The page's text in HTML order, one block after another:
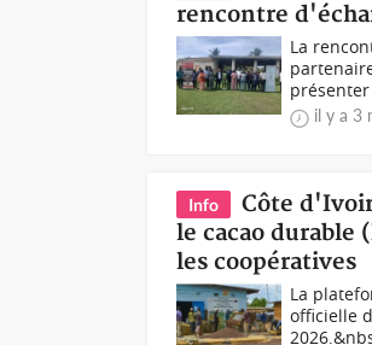
rencontre
La
présenter
il y a 3
Info
Côte
le cacao durable
les coopératives
La
officielle